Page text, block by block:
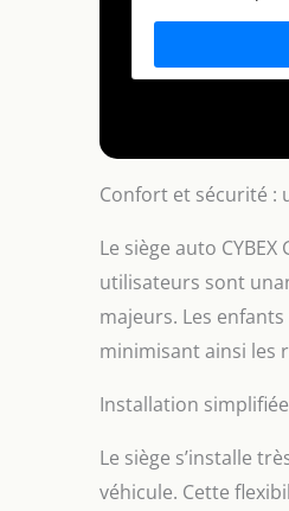
maximale -
positions,
réglable,
températures
Solution S2 i-
Confort et sécurité :
Le siège auto
utilisateurs sont
majeurs. Les
minimisant ainsi les
Installation simplifiée
Le siège s’installe
véhicule. Cette